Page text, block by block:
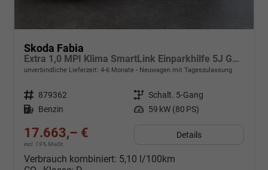
Skoda Fabia
Extra 1,0 MPI Klima SmartLink Einparkhilfe 5J Garantie LED Scheinwerfer Bluetooth
unverbindliche Lieferzeit: 4-6 Monate Neuwagen mit Tageszulassung
Fahrzeugnr. 879362 Getriebe Schalt. 5-Gang
Kraftstoff Benzin Leistung 59 kW (80 PS)
17.663,– €
incl. 19% MwSt.
Details
Verbrauch kombiniert: 5,10 l/100km